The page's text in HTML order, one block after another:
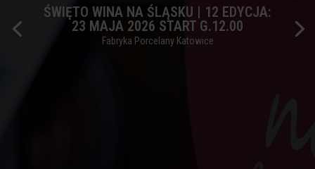
ŚWIĘTO WINA NA ŚLĄSKU | 12 EDYCJA:
23 MAJA 2026 START G.12.00
Fabryka Porcelany Katowice